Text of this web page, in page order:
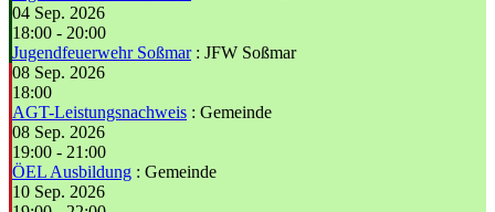
04 Sep. 2026
18:00 - 20:00
Jugendfeuerwehr Soßmar: JFW Soßmar
08 Sep. 2026
18:00
AGT-Leistungsnachweis : Gemeinde
08 Sep. 2026
19:00 - 21:00
ÖEL Ausbildung : Gemeinde
10 Sep. 2026